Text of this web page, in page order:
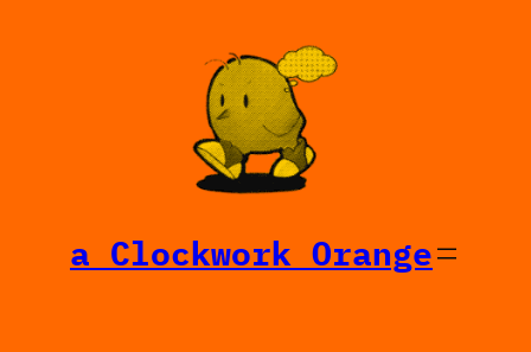
a Clockwork Orange